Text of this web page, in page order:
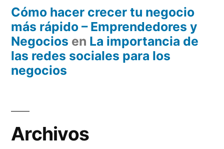
Cómo hacer crecer tu negocio
más rápido – Emprendedores y
Negocios en La importancia de
las redes sociales para los
negocios
Archivos